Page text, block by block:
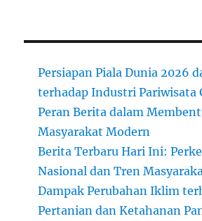
Persiapan Piala Dunia 2026
terhadap Industri Pariwisata
Peran Berita dalam
Masyarakat Modern
Berita Terbaru Hari Ini:
Nasional dan Tren
Dampak Perubahan Iklim
Pertanian dan Ketahanan